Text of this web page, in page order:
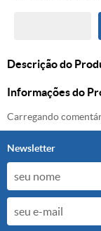
Descrição do
Informações do
Carregando
Newsletter